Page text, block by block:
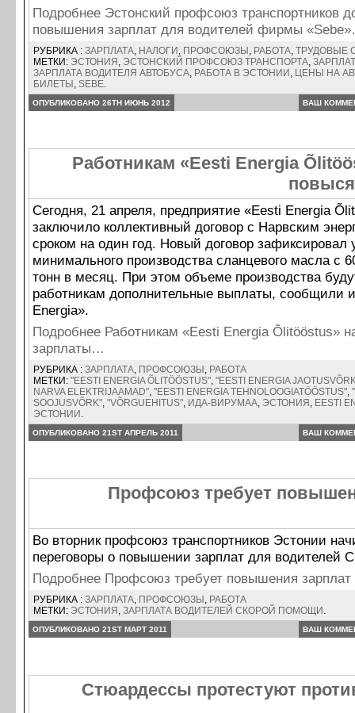
Подробнее Эстонский профсоюз транспортников
повышения зарплат для водителей фирмы
РУБРИКА : ЗАРПЛАТА, НАЛОГИ , ПРОФСОЮЗЫ , РАБОТА, ТРУДОВЫЕ
МЕТКИ: ЭСТОНИЯ , ЭСТОНСКИЙ ПРОФСОЮЗ ТРАНСПОРТА,
ЗАРПЛАТА ВОДИТЕЛЯ АВТОБУСА, РАБОТА В ЭСТОНИИ , ЦЕНЫ НА
БИЛЕТЫ , SEBE.
ОПУБЛИКОВАНО 26TH ИЮНЬ 2012 ВАШ
Работникам «Eesti Energia
Сегодня, 21 апреля, предприятие «Eesti Energia
заключило коллективный договор с Нарвским
сроком на один год. Новый договор зафиксировал
минимального производства сланцевого масла с
тонн в месяц. При этом объеме производства
работникам дополнительные выплаты, сообщили
Energia».
Подробнее Работникам «Eesti Energia Õlitööstus»
зарплаты…
РУБРИКА : ЗАРПЛАТА, ПРОФСОЮЗЫ , РАБОТА
МЕТКИ: "EESTI ENERGIA ÕLITÖÖSTUS", "EESTI ENERGIA
NARVA ELEKTRIJAAMAD", "EESTI ENERGIA TEHNOLOOGIATÖÖSTUS",
SOOJUSVÕRK", "VÕRGUEHITUS", ИДА-ВИРУМАА, ЭСТОНИЯ , EESTI
ЭСТОНИИ .
ОПУБЛИКОВАНО 21ST АПРЕЛЬ 2011 ВАШ
Профсоюз требует
Во вторник профсоюз транспортников Эстонии
переговоры о повышении зарплат для водителей
Подробнее Профсоюз требует повышения
РУБРИКА : ЗАРПЛАТА, ПРОФСОЮЗЫ , РАБОТА
МЕТКИ: ЭСТОНИЯ , ЗАРПЛАТА ВОДИТЕЛЕЙ СКОРОЙ ПОМОЩИ .
ОПУБЛИКОВАНО 21ST МАРТ 2011 ВАШ
Стюардессы протестуют